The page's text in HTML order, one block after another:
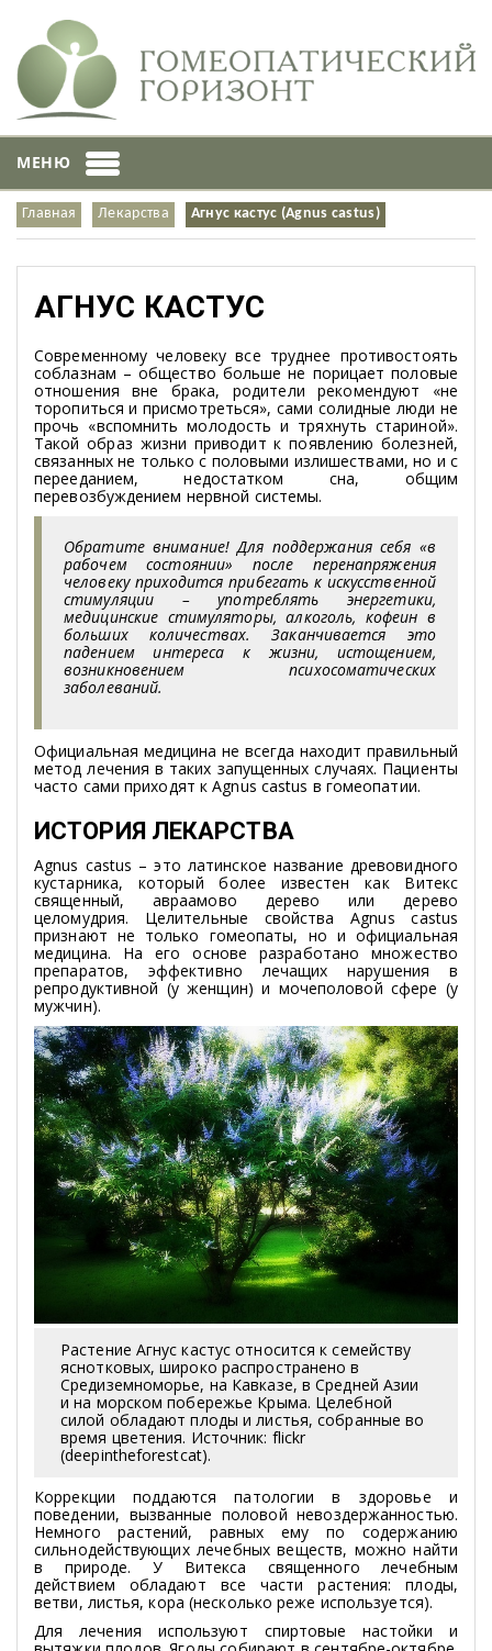
МЕНЮ
Главная Лекарства Агнус кастус (Agnus castus)
АГНУС КАСТУС
Современному человеку все труднее противостоять
соблазнам – общество больше не порицает половые
отношения вне брака, родители рекомендуют «не
торопиться и присмотреться», сами солидные люди не
прочь «вспомнить молодость и тряхнуть стариной».
Такой образ жизни приводит к появлению болезней,
связанных не только с половыми излишествами, но и с
перееданием, недостатком сна, общим
перевозбуждением нервной системы.
Обратите внимание! Для поддержания себя «в
рабочем состоянии» после перенапряжения
человеку приходится прибегать к искусственной
стимуляции – употреблять энергетики,
медицинские стимуляторы, алкоголь, кофеин в
больших количествах. Заканчивается это
падением интереса к жизни, истощением,
возникновением психосоматических
заболеваний.
Официальная медицина не всегда находит правильный
метод лечения в таких запущенных случаях. Пациенты
часто сами приходят к Agnus castus в гомеопатии.
ИСТОРИЯ ЛЕКАРСТВА
Agnus castus – это латинское название древовидного
кустарника, который более известен как Витекс
священный, авраамово дерево или дерево
целомудрия. Целительные свойства Agnus castus
признают не только гомеопаты, но и официальная
медицина. На его основе разработано множество
препаратов, эффективно лечащих нарушения в
репродуктивной (у женщин) и мочеполовой сфере (у
мужчин).
Растение Агнус кастус относится к семейству
яснотковых, широко распространено в
Средиземноморье, на Кавказе, в Средней Азии
и на морском побережье Крыма. Целебной
силой обладают плоды и листья, собранные во
время цветения. Источник: flickr
(deepintheforestcat).
Коррекции поддаются патологии в здоровье и
поведении, вызванные половой невоздержанностью.
Немного растений, равных ему по содержанию
сильнодействующих лечебных веществ, можно найти
в природе. У Витекса священного лечебным
действием обладают все части растения: плоды,
ветви, листья, кора (несколько реже используется).
Для лечения используют спиртовые настойки и